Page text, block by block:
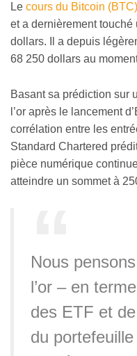
Le cours du Bitcoin (BTC)
et a dernièrement
dollars. Il a depuis
68 250 dollars au
Basant sa prédiction sur
l’or après le lancement
corrélation entre les
Standard Chartered
pièce numérique
atteindre un sommet à
Nous
l’or – en
des ETF et
du